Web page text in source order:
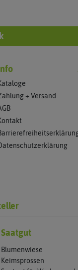
+ Versand
Saatgut
Blumenwiese
Keimsprossen